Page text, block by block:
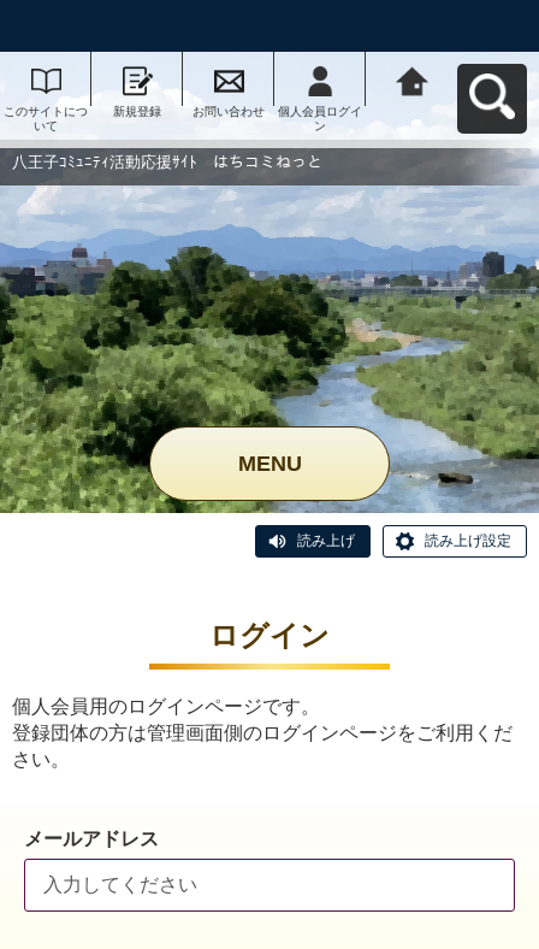
このサイトにつ
いて
新規登録 お問い合わせ
個人会員ログイ
ン
動応援ｻｲﾄ はち
コミねっとへ戻
八王子ｺﾐｭﾆﾃｨ活動応援ｻｲﾄ はちコミねっと
MENU
読み上げ 読み上げ設定
ログイン
個人会員用のログインページです。
登録団体の方は管理画面側のログインページをご利用くだ
さい。
メールアドレス